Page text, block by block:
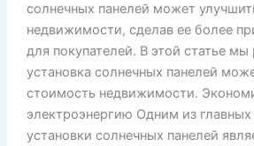
солнечных панелей может
недвижимости, сделав ее более
для покупателей. В этой статье
установка солнечных панелей
стоимость недвижимости.
электроэнергию Одним из
установки солнечных панелей